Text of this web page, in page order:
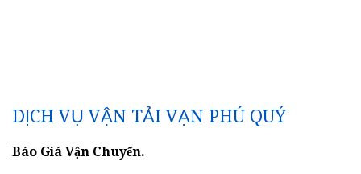
Hotline 1 : 0925.059.059
Hotline 2 : 0932.984.989